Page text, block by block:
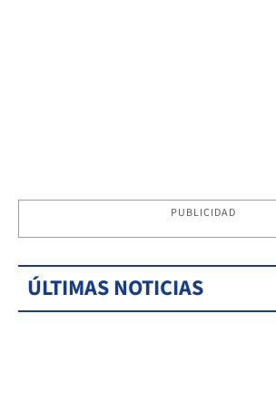
PUBLICIDAD
ÚLTIMAS NOTICIAS